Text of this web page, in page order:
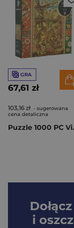
GRA
67,61 zł
103,16 zł - sugerowana
cena detaliczna
Puzzle
i